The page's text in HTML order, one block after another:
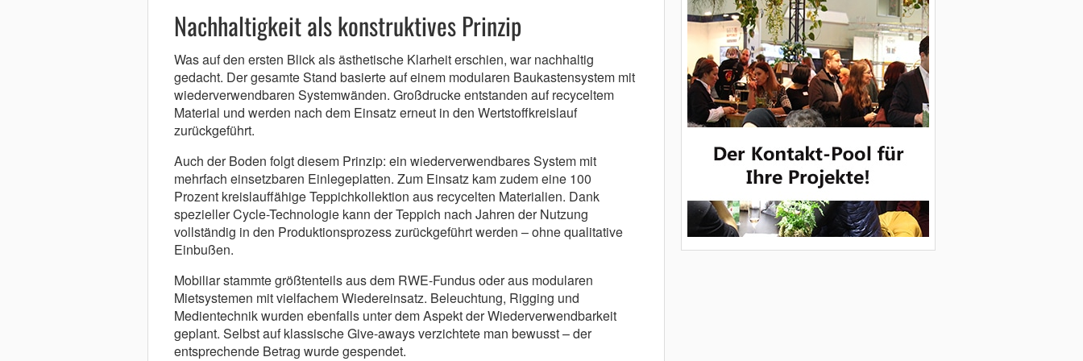
Nachhaltigkeit als konstruktives Prinzip
Was auf den ersten Blick als ästhetische Klarheit erschien, war nachhaltig
gedacht. Der gesamte Stand basierte auf einem modularen Baukastensystem mit
wiederverwendbaren Systemwänden. Großdrucke entstanden auf recyceltem
Material und werden nach dem Einsatz erneut in den Wertstoffkreislauf
zurückgeführt.
Auch der Boden folgt diesem Prinzip: ein wiederverwendbares System mit
mehrfach einsetzbaren Einlegeplatten. Zum Einsatz kam zudem eine 100
Prozent kreislauffähige Teppichkollektion aus recycelten Materialien. Dank
spezieller Cycle-Technologie kann der Teppich nach Jahren der Nutzung
vollständig in den Produktionsprozess zurückgeführt werden – ohne qualitative
Einbußen.
Mobiliar stammte größtenteils aus dem RWE-Fundus oder aus modularen
Mietsystemen mit vielfachem Wiedereinsatz. Beleuchtung, Rigging und
Medientechnik wurden ebenfalls unter dem Aspekt der Wiederverwendbarkeit
geplant. Selbst auf klassische Give-aways verzichtete man bewusst – der
entsprechende Betrag wurde gespendet.